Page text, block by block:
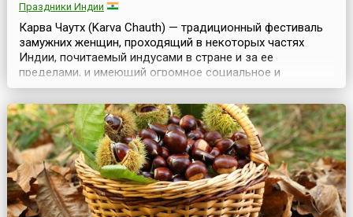
Праздники Индии
Карва Чаутх (Karva Chauth) — традиционный фестиваль
замужних женщин, проходящий в некоторых частях
Индии, почитаемый индусами в стране и за ее
пределами, и имеющий огромное социальное и
культурное значение.В этот день замужние женщины
соблюдают пост, отказываясь от воды и еды, тем
самым желая мужу долгой и успешной жизни. Данный
ритуал символизирует преданность жен своим мужьям и
готовность и...